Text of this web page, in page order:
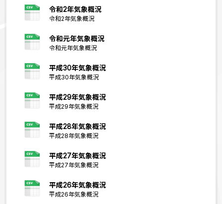
令和2年気象概況
令和2年気象概況
令和元年気象概況
令和元年気象概況
平成30年気象概況
平成30年気象概況
平成29年気象概況
平成29年気象概況
平成28年気象概況
平成28年気象概況
平成27年気象概況
平成27年気象概況
平成26年気象概況
平成26年気象概況